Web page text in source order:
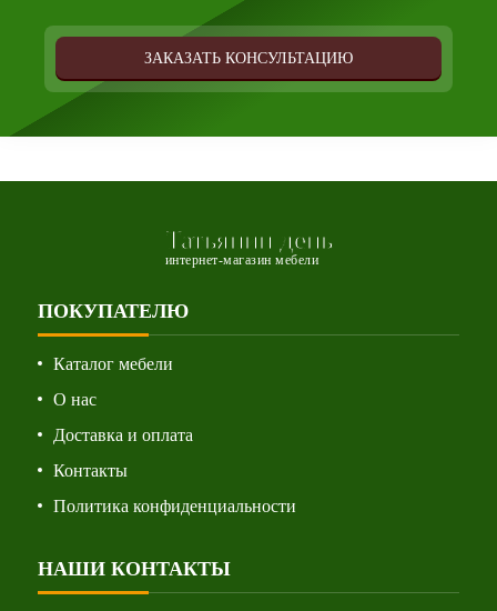
ЗАКАЗАТЬ КОНСУЛЬТАЦИЮ
Татьянин день
интернет-магазин мебели
ПОКУПАТЕЛЮ
Каталог мебели
О нас
Доставка и оплата
Контакты
Политика конфиденциальности
НАШИ КОНТАКТЫ